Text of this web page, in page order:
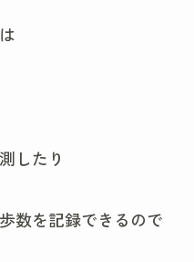
したり
数を記録できるので